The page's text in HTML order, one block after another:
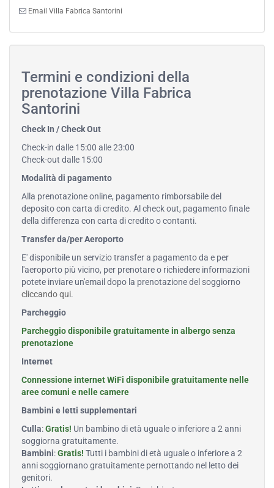
Email Villa Fabrica Santorini
Termini e condizioni della
prenotazione Villa Fabrica
Santorini
Check In / Check Out
Check-in dalle 15:00 alle 23:00
Check-out dalle 15:00
Modalità di pagamento
Alla prenotazione online, pagamento rimborsabile del
deposito con carta di credito. Al check out, pagamento finale
della differenza con carta di credito o contanti.
Transfer da/per Aeroporto
E' disponibile un servizio transfer a pagamento da e per
l'aeroporto più vicino, per prenotare o richiedere informazioni
potete inviare un'email dopo la prenotazione del soggiorno
cliccando qui.
Parcheggio
Parcheggio disponibile gratuitamente in albergo senza
prenotazione
Internet
Connessione internet WiFi disponibile gratuitamente nelle
aree comuni e nelle camere
Bambini e letti supplementari
Culla:Gratis! Un bambino di età uguale o inferiore a 2 anni
soggiorna gratuitamente.
Bambini:Gratis! Tutti i bambini di età uguale o inferiore a 2
anni soggiornano gratuitamente pernottando nel letto dei
genitori.